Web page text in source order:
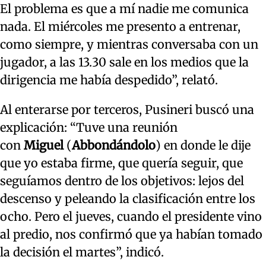
El problema es que a mí nadie me comunica
nada. El miércoles me presento a entrenar,
como siempre, y mientras conversaba con un
jugador, a las 13.30 sale en los medios que la
dirigencia me había despedido”, relató.
Al enterarse por terceros, Pusineri buscó una
explicación: “Tuve una reunión
con Miguel(Abbondándolo) en donde le dije
que yo estaba firme, que quería seguir, que
seguíamos dentro de los objetivos: lejos del
descenso y peleando la clasificación entre los
ocho. Pero el jueves, cuando el presidente vino
al predio, nos confirmó que ya habían tomado
la decisión el martes”, indicó.